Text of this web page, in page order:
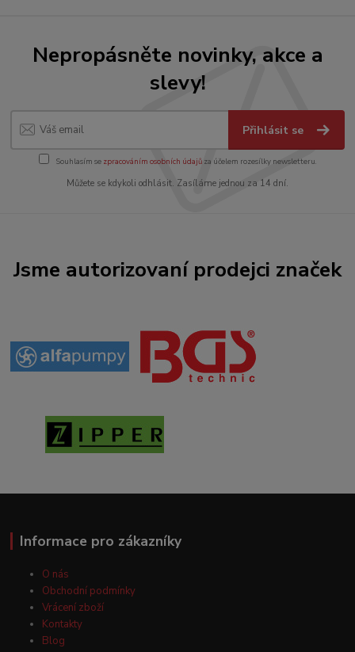
Nepropásněte novinky, akce a
slevy!
Přihlásit se
Souhlasím se zpracováním osobních údajůza účelem rozesílky newsletteru.
Můžete se kdykoli odhlásit. Zasíláme jednou za 14 dní.
Jsme autorizovaní prodejci značek
Informace pro zákazníky
O nás
Obchodní podmínky
Vrácení zboží
Kontakty
Blog